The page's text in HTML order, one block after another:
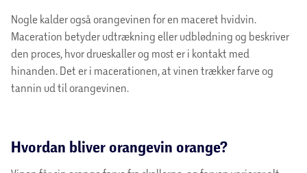
Nogle kalder også orangevinen for en maceret hvidvin.
Maceration betyder udtrækning eller udblødning og beskriver
den proces, hvor drueskaller og most er i kontakt med
hinanden. Det er i macerationen, at vinen trækker farve og
tannin ud til orangevinen.
Hvordan bliver orangevin orange?